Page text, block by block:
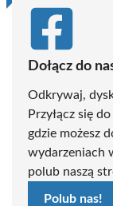
Dołącz do
Odkrywaj,
Przyłącz się
gdzie możesz
wydarzeniach
polub naszą
Polub nas!